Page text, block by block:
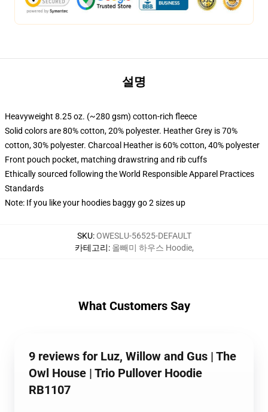
설명
Heavyweight 8.25 oz. (~280 gsm) cotton-rich fleece
Solid colors are 80% cotton, 20% polyester. Heather Grey is 70%
cotton, 30% polyester. Charcoal Heather is 60% cotton, 40% polyester
Front pouch pocket, matching drawstring and rib cuffs
Ethically sourced following the World Responsible Apparel Practices
Standards
Note: If you like your hoodies baggy go 2 sizes up
SKU:OWESLU-56525-DEFAULT
카테고리: 올빼미 하우스 Hoodie,
What Customers Say
9 reviews for Luz, Willow and Gus | The
Owl House | Trio Pullover Hoodie
RB1107